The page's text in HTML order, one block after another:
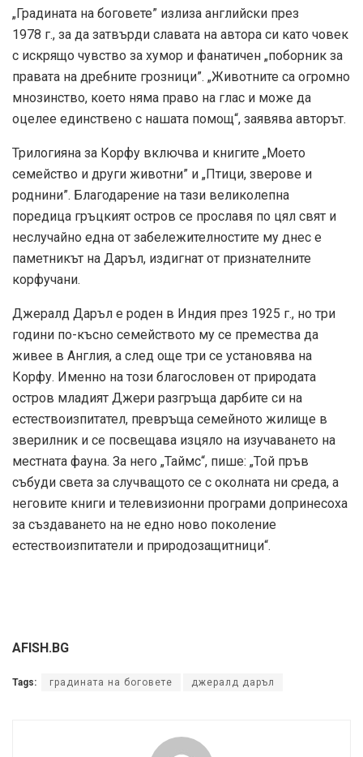
„Градината на боговете” излиза английски през
1978 г., за да затвърди славата на автора си като човек
с искрящо чувство за хумор и фанатичен „поборник за
правата на дребните грозници”. „Животните са огромно
мнозинство, което няма право на глас и може да
оцелее единствено с нашата помощ“, заявява авторът.
Трилогияна за Корфу включва и книгите „Моето
семейство и други животни” и „Птици, зверове и
роднини”. Благодарение на тази великолепна
поредица гръцкият остров се прославя по цял свят и
неслучайно една от забележителностите му днес е
паметникът на Даръл, издигнат от признателните
корфучани.
Джералд Даръл е роден в Индия през 1925 г., но три
години по-късно семейството му се премества да
живее в Англия, а след още три се установява на
Корфу. Именно на този благословен от природата
остров младият Джери разгръща дарбите си на
естествоизпитател, превръща семейното жилище в
зверилник и се посвещава изцяло на изучаването на
местната фауна. За него „Таймс“, пише: „Той пръв
събуди света за случващото се с околната ни среда, а
неговите книги и телевизионни програми допринесоха
за създаването на не едно ново поколение
естествоизпитатели и природозащитници“.
AFISH.BG
Tags: градината на боговете джералд даръл